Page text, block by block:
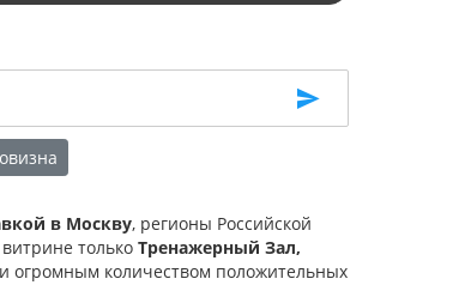
в Москву, регионы Российской
только Тренажерный Зал,
и огромным количеством положительных